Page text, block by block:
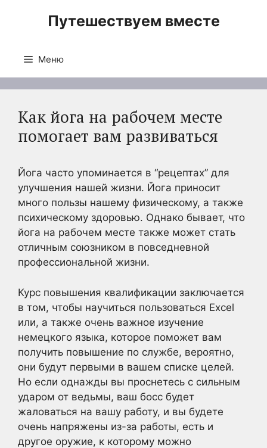
Путешествуем вместе
Меню
Как йога на рабочем месте
помогает вам развиваться
Йога часто упоминается в “рецептах” для
улучшения нашей жизни. Йога приносит
много пользы нашему физическому, а также
психическому здоровью. Однако бывает, что
йога на рабочем месте также может стать
отличным союзником в повседневной
профессиональной жизни.
Курс повышения квалификации заключается
в том, чтобы научиться пользоваться Excel
или, а также очень важное изучение
немецкого языка, которое поможет вам
получить повышение по службе, вероятно,
они будут первыми в вашем списке целей.
Но если однажды вы проснетесь с сильным
ударом от ведьмы, ваш босс будет
жаловаться на вашу работу, и вы будете
очень напряжены из-за работы, есть и
другое оружие, к которому можно